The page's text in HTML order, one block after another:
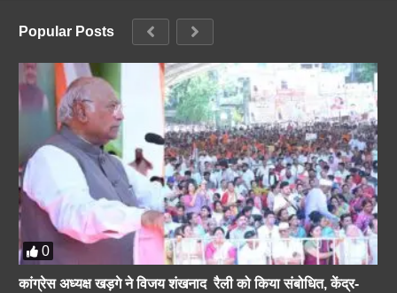
Popular Posts
0
कांग्रेस अध्यक्ष खड़गे ने विजय शंखनाद रैली को किया संबोधित, केंद्र-